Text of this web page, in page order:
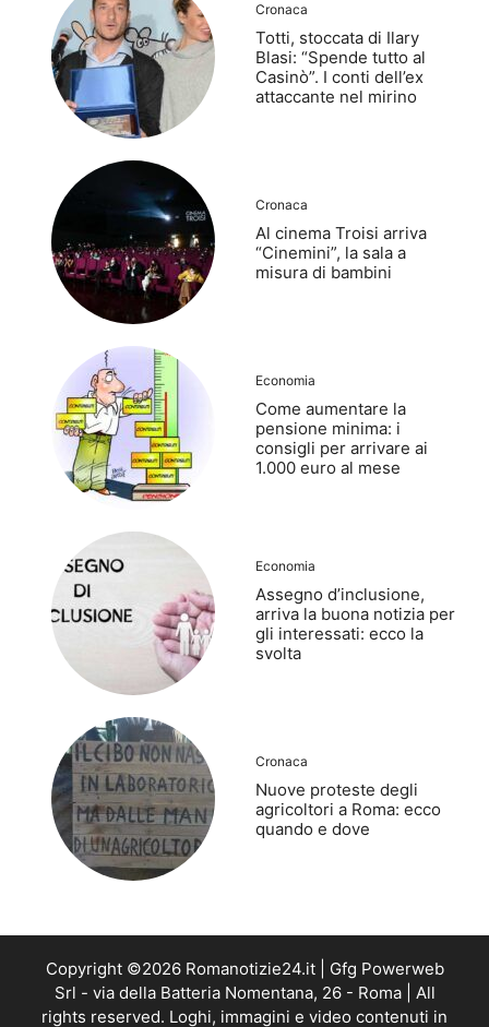
Cronaca
Totti, stoccata di Ilary
Blasi: “Spende tutto al
Casinò”. I conti dell’ex
attaccante nel mirino
Cronaca
Al cinema Troisi arriva
“Cinemini”, la sala a
misura di bambini
Economia
Come aumentare la
pensione minima: i
consigli per arrivare ai
1.000 euro al mese
Economia
Assegno d’inclusione,
arriva la buona notizia per
gli interessati: ecco la
svolta
Cronaca
Nuove proteste degli
agricoltori a Roma: ecco
quando e dove
Copyright ©2026 Romanotizie24.it | Gfg Powerweb
Srl - via della Batteria Nomentana, 26 - Roma | All
rights reserved. Loghi, immagini e video contenuti in